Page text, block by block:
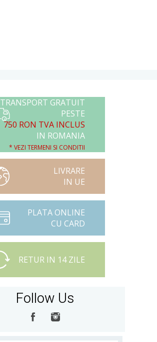
TRANSPORT GRATUIT
PESTE
750 RON TVA INCLUS
IN ROMANIA
* VEZI TERMENI SI CONDITII
LIVRARE
IN UE
PLATA ONLINE
CU CARD
RETUR IN 14 ZILE
Follow Us